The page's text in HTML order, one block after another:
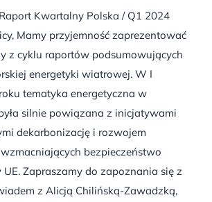
Kwartalny Polska / Q1 2024
Mamy przyjemność zaprezentować
z cyklu raportów podsumowujących
energetyki wiatrowej. W I
tematyka energetyczna w
silnie powiązana z inicjatywami
dekarbonizację i rozwojem
bezpieczeństwo
UE. Zapraszamy do zapoznania się z
z Alicją Chilińską-Zawadzką,